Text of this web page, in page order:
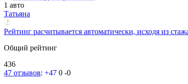
1 авто
Татьяна
Рейтинг расчитывается автоматически, исходя из
Общий рейтинг
436
47 отзывов: +47 0 -0